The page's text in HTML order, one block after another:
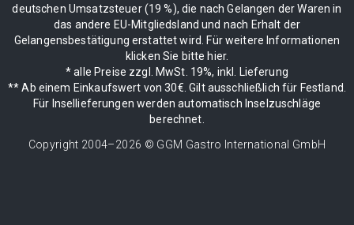
deutschen Umsatzsteuer (19 %), die nach Gelangen der Waren in
das andere EU-Mitgliedsland und nach Erhalt der
Gelangensbestätigung erstattet wird. Für weitere Informationen
klicken Sie bitte hier.
* alle Preise zzgl. MwSt. 19%, inkl. Lieferung
** Ab einem Einkaufswert von 30€. Gilt ausschließlich für Festland.
Für Insellieferungen werden automatisch Inselzuschläge
berechnet.
Copyright 2004–2026 © GGM Gastro International GmbH